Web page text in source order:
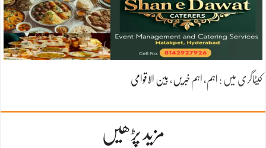
کیٹاگری میں : اہم، اہم خبریں، بین الاقوامی
مزید پڑھیں